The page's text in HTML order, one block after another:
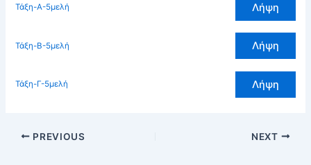
Τάξη-Α-5μελή Λήψη
Τάξη-Β-5μελή Λήψη
Τάξη-Γ-5μελή Λήψη
PREVIOUS NEXT